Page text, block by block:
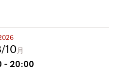
10月
- 20:00